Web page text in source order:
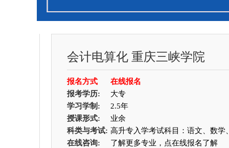
会计电算化重庆三峡学院
报名方式
在线报名
报考学历:
大专
学习学制:
2.5年
授课形式:
业余
科类与考试: 高升专入学考试科目：语文、数学
在线咨询:
了解更多专业，点在线报名了解